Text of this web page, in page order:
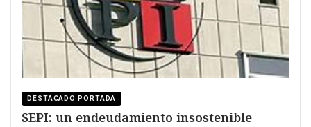
DESTACADO PORTADA
SEPI: un endeudamiento insostenible